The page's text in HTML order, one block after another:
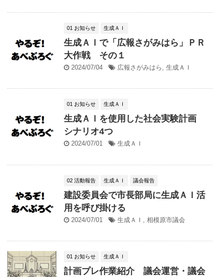
01 お知らせ 生成ＡＩ
生成ＡＩで「広報さがみはら」ＰＲ
大作戦 その１
2024/07/04 広報さがみはら 生成ＡＩ
01 お知らせ 生成ＡＩ
生成ＡＩを使用した社会実験計画
シナリオ4つ
2024/07/01 生成ＡＩ
02 活動報告 生成ＡＩ 議会報告
建設委員会で市長部局に生成ＡＩ活
用を呼び掛ける
2024/07/01 生成ＡＩ 相模原市議会
01 お知らせ 生成ＡＩ
計画プレ作業紹介 議会運営・議会